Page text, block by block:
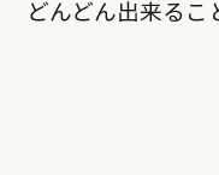
どんどん出来るこ